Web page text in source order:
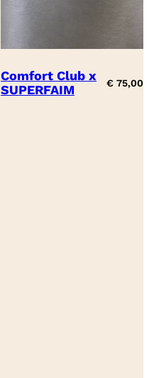
Comfort Club x
SUPERFAIM
€ 75,00